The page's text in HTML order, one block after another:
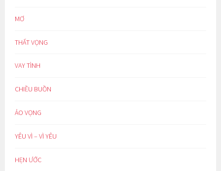
MƠ
THẤT VỌNG
VAY TÌNH
CHIỀU BUỒN
ẢO VỌNG
YÊU VÌ – VÌ YÊU
HẸN ƯỚC